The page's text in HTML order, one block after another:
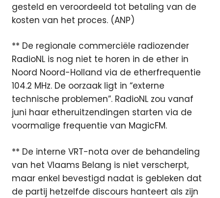
gesteld en veroordeeld tot betaling van de
kosten van het proces. (ANP)
** De regionale commerciële radiozender
RadioNL is nog niet te horen in de ether in
Noord Noord-Holland via de etherfrequentie
104.2 MHz. De oorzaak ligt in “externe
technische problemen”. RadioNL zou vanaf
juni haar etheruitzendingen starten via de
voormalige frequentie van MagicFM.
** De interne VRT-nota over de behandeling
van het Vlaams Belang is niet verscherpt,
maar enkel bevestigd nadat is gebleken dat
de partij hetzelfde discours hanteert als zijn